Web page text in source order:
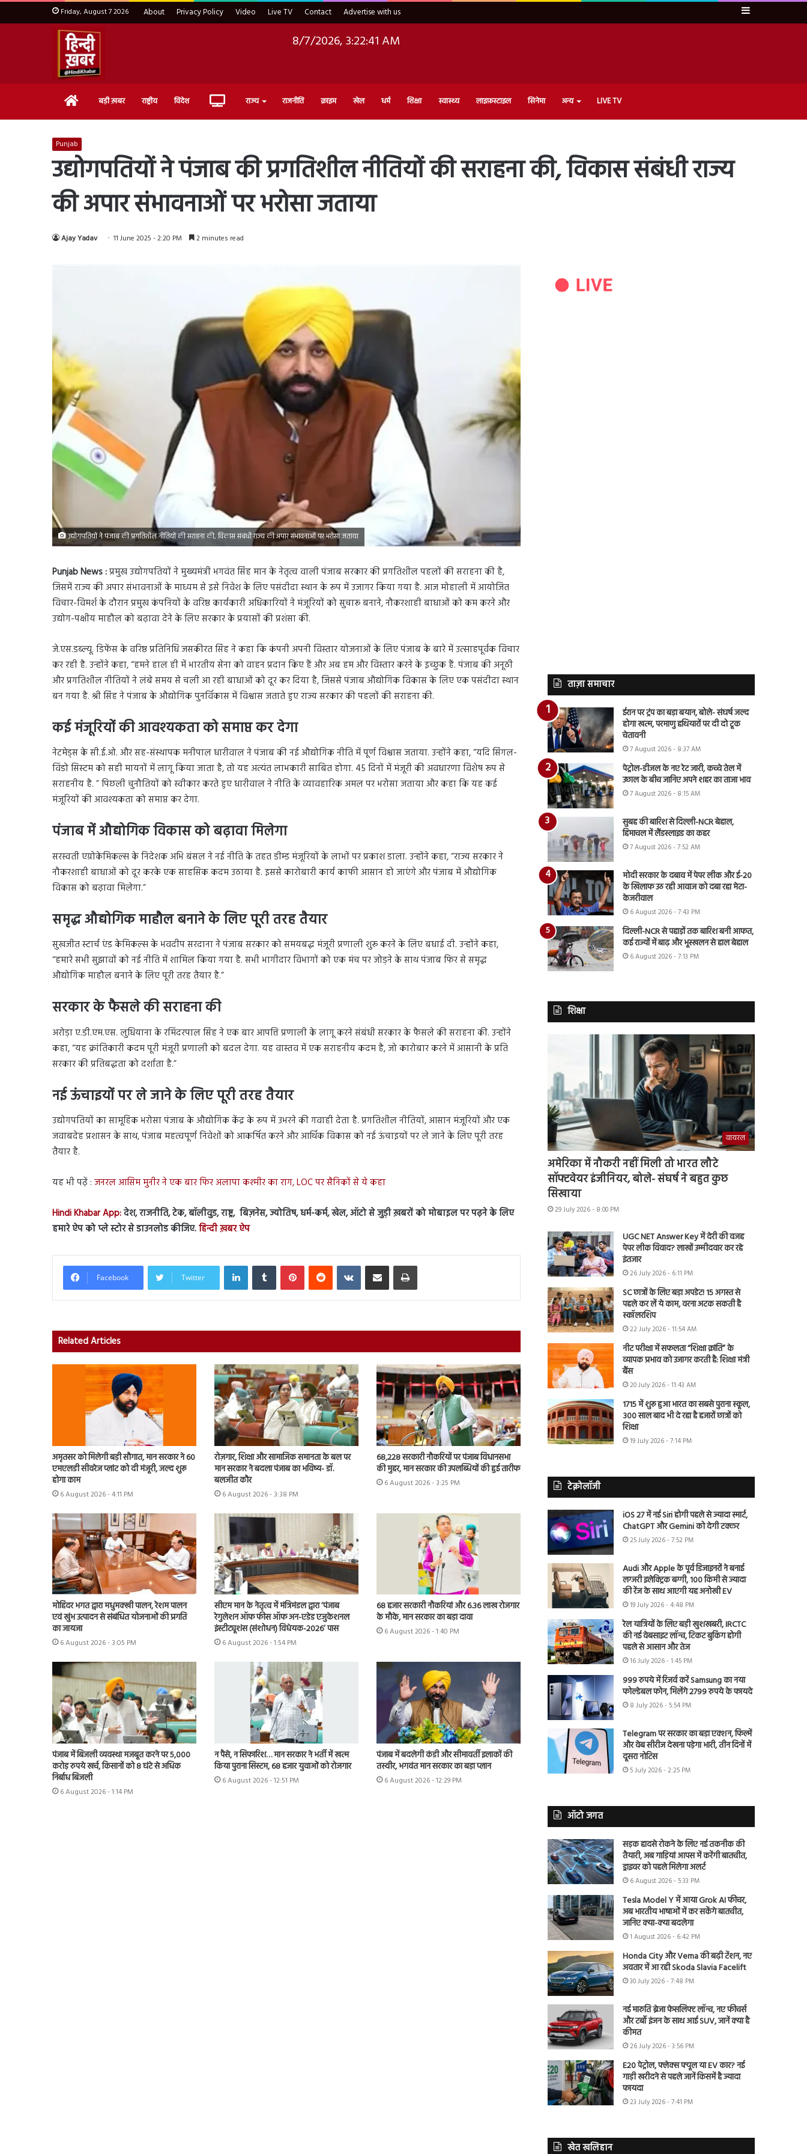
Friday, August 7 2026 About Privacy Policy Video Live TV Contact Advertise with us Sidebar
8/7/2026, 3:22:42 AM
Home बड़ी ख़बर राष्ट्रीय विदेश Live राज्य राजनीति क्राइम खेल धर्म शिक्षा स्वास्थ्य लाइफ़स्टाइल सिनेमा अन्य LIVE TV
Punjab
उद्योगपतियों ने पंजाब की प्रगतिशील नीतियों की सराहना की, विकास संबंधी राज्य
की अपार संभावनाओं पर भरोसा जताया
Ajay Yadav 11 June 2025 - 2:20 PM 2 minutes read
उद्योगपतियों ने पंजाब की प्रगतिशील नीतियों की सराहना की, विकास संबंधी राज्य की अपार संभावनाओं पर भरोसा जताया
Punjab News :प्रमुख उद्योगपतियों ने मुख्यमंत्री भगवंत सिंह मान के नेतृत्व वाली पंजाब सरकार की प्रगतिशील पहलों की सराहना की है,
जिसमें राज्य की अपार संभावनाओं के माध्यम से इसे निवेश के लिए पसंदीदा स्थान के रूप में उजागर किया गया है. आज मोहाली में आयोजित
विचार-विमर्श के दौरान प्रमुख कंपनियों के वरिष्ठ कार्यकारी अधिकारियों ने मंजूरियों को सुचारू बनाने, नौकरशाही बाधाओं को कम करने और
उद्योग-पक्षीय माहौल को बढ़ावा देने के लिए सरकार के प्रयासों की प्रशंसा की.
जे.एस.डब्ल्यू. डिफेंस के वरिष्ठ प्रतिनिधि जसकीरत सिंह ने कहा कि कंपनी अपनी विस्तार योजनाओं के लिए पंजाब के बारे में उत्साहपूर्वक विचार
कर रही है. उन्होंने कहा, “हमने हाल ही में भारतीय सेना को वाहन प्रदान किए हैं और अब हम और विस्तार करने के इच्छुक हैं. पंजाब की अनूठी
और प्रगतिशील नीतियों ने लंबे समय से चली आ रही बाधाओं को दूर कर दिया है, जिससे पंजाब औद्योगिक विकास के लिए एक पसंदीदा स्थान
बन गया है. श्री सिंह ने पंजाब के औद्योगिक पुनर्विकास में विश्वास जताते हुए राज्य सरकार की पहलों की सराहना की.
कई मंजूरियों की आवश्यकता को समाप्त कर देगा
नेटमेड्स के सी.ई.ओ. और सह-संस्थापक मनीपाल धारीवाल ने पंजाब की नई औद्योगिक नीति में पूर्ण विश्वास जताया. उन्होंने कहा, “यदि सिंगल-
विंडो सिस्टम को सही मायनों में लागू किया जाता है, तो यह अत्यंत लाभकारी साबित होगा. 45 दिनों में मंजूरी की अवधारणा विशेष रूप से
सराहनीय है. ” पिछली चुनौतियों को स्वीकार करते हुए धारीवाल ने नीति के व्यावहारिक अमल पर भरोसा जताया और कहा कि यह कई
मंजूरियों की आवश्यकता को समाप्त कर देगा.
पंजाब में औद्योगिक विकास को बढ़ावा मिलेगा
सरस्वती एग्रोकेमिकल्स के निदेशक अभि बंसल ने नई नीति के तहत डीम्ड मंजूरियों के लाभों पर प्रकाश डाला. उन्होंने कहा, “राज्य सरकार ने
नौकरशाही बाधाओं को दूर करके एक साहसिक कदम उठाया है. इससे कारोबारी कार्य काफी आसान हो जाएंगे और पंजाब में औद्योगिक
विकास को बढ़ावा मिलेगा.”
समृद्ध औद्योगिक माहौल बनाने के लिए पूरी तरह तैयार
सुखजीत स्टार्च एंड केमिकल्स के भवदीप सरदाना ने पंजाब सरकार को समयबद्ध मंजूरी प्रणाली शुरू करने के लिए बधाई दी. उन्होंने कहा,
“हमारे सभी सुझावों को नई नीति में शामिल किया गया है. सभी भागीदार विभागों को एक मंच पर जोड़ने के साथ पंजाब फिर से समृद्ध
औद्योगिक माहौल बनाने के लिए पूरी तरह तैयार है.”
सरकार के फैसले की सराहना की
अरोड़ा ए.डी.एम.एस. लुधियाना के रमिंदरपाल सिंह ने एक बार आपत्ति प्रणाली के लागू करने संबंधी सरकार के फैसले की सराहना की. उन्होंने
कहा, “यह क्रांतिकारी कदम पूरी मंजूरी प्रणाली को बदल देगा. यह वास्तव में एक सराहनीय कदम है, जो कारोबार करने में आसानी के प्रति
सरकार की प्रतिबद्धता को दर्शाता है.”
नई ऊंचाइयों पर ले जाने के लिए पूरी तरह तैयार
उद्योगपतियों का सामूहिक भरोसा पंजाब के औद्योगिक केंद्र के रूप में उभरने की गवाही देता है. प्रगतिशील नीतियों, आसान मंजूरियों और एक
जवाबदेह प्रशासन के साथ, पंजाब महत्वपूर्ण निवेशों को आकर्षित करने और आर्थिक विकास को नई ऊंचाइयों पर ले जाने के लिए पूरी तरह
तैयार है.
यह भी पढ़ें : जनरल आसिम मुनीर ने एक बार फिर अलापा कश्मीर का राग, LOC पर सैनिकों से ये कहा
Hindi Khabar App:देश, राजनीति, टेक, बॉलीवुड, राष्ट्र, बिज़नेस, ज्योतिष, धर्म-कर्म, खेल, ऑटो से जुड़ी ख़बरों को मोबाइल पर पढ़ने के लिए
हमारे ऐप को प्ले स्टोर से डाउनलोड कीजिए.हिन्दी ख़बर ऐप
Facebook Twitter
LinkedInTumblr PinterestReddit VKontakteShare via Email Print
Related Articles
अमृतसर को मिलेगी बड़ी सौगात, मान सरकार ने 60
एमएलडी सीवरेज प्लांट को दी मंजूरी, जल्द शुरू
होगा काम
6 August 2026 - 4:11 PM
रोज़गार, शिक्षा और सामाजिक समानता के बल पर
मान सरकार ने बदला पंजाब का भविष्य- डॉ.
बलजीत कौर
6 August 2026 - 3:38 PM
68,228 सरकारी नौकरियों पर पंजाब विधानसभा
की मुहर, मान सरकार की उपलब्धियों की हुई तारीफ
6 August 2026 - 3:25 PM
मोहिंदर भगत द्वारा मधुमक्खी पालन, रेशम पालन
एवं खुंभ उत्पादन से संबंधित योजनाओं की प्रगति
का जायजा
6 August 2026 - 3:05 PM
सीएम मान के नेतृत्व में मंत्रिमंडल द्वारा ‘पंजाब
रेगुलेशन ऑफ फीस ऑफ अन-एडेड एजुकेशनल
इंस्टीट्यूशंस (संशोधन) विधेयक-2026’ पास
6 August 2026 - 1:54 PM
68 हजार सरकारी नौकरियां और 6.36 लाख रोजगार
के मौके, मान सरकार का बड़ा दावा
6 August 2026 - 1:40 PM
पंजाब में बिजली व्यवस्था मजबूत करने पर 5,000
करोड़ रुपये खर्च, किसानों को 8 घंटे से अधिक
निर्बाध बिजली
6 August 2026 - 1:14 PM
न पैसे, न सिफारिश… मान सरकार ने भर्ती में खत्म
किया पुराना सिस्टम, 68 हजार युवाओं को रोजगार
6 August 2026 - 12:51 PM
पंजाब में बदलेगी कंडी और सीमावर्ती इलाकों की
तस्वीर, भगवंत मान सरकार का बड़ा प्लान
6 August 2026 - 12:29 PM
ताज़ा समाचार
ईरान पर ट्रंप का बड़ा बयान, बोले- संघर्ष जल्द
होगा खत्म, परमाणु हथियारों पर दी दो टूक
चेतावनी
7 August 2026 - 8:37 AM
पेट्रोल-डीजल के नए रेट जारी, कच्चे तेल में
उछाल के बीच जानिए अपने शहर का ताजा भाव
7 August 2026 - 8:15 AM
सुबह की बारिश से दिल्ली-NCR बेहाल,
हिमाचल में लैंडस्लाइड का कहर
7 August 2026 - 7:52 AM
मोदी सरकार के दबाव में पेपर लीक और ई-20
के खिलाफ उठ रही आवाज को दबा रहा मेटा-
केजरीवाल
6 August 2026 - 7:43 PM
दिल्ली-NCR से पहाड़ों तक बारिश बनी आफत,
कई राज्यों में बाढ़ और भूस्खलन से हाल बेहाल
6 August 2026 - 7:13 PM
शिक्षा
वायरल
अमेरिका में नौकरी नहीं मिली तो भारत लौटे
सॉफ्टवेयर इंजीनियर, बोले- संघर्ष ने बहुत कुछ
सिखाया
29 July 2026 - 8:00 PM
UGC NET Answer Key में देरी की वजह
पेपर लीक विवाद? लाखों उम्मीदवार कर रहे
इंतजार
26 July 2026 - 6:11 PM
SC छात्रों के लिए बड़ा अपडेट! 15 अगस्त से
पहले कर लें ये काम, वरना अटक सकती है
स्कॉलरशिप
22 July 2026 - 11:54 AM
नीट परीक्षा में सफलता “शिक्षा क्रांति” के
व्यापक प्रभाव को उजागर करती है: शिक्षा मंत्री
बैंस
20 July 2026 - 11:43 AM
1715 में शुरू हुआ भारत का सबसे पुराना स्कूल,
300 साल बाद भी दे रहा है हजारों छात्रों को
शिक्षा
19 July 2026 - 7:14 PM
टेक्नोलॉजी
iOS 27 में नई Siri होगी पहले से ज्यादा स्मार्ट,
ChatGPT और Gemini को देगी टक्कर
25 July 2026 - 7:52 PM
Audi और Apple के पूर्व डिजाइनरों ने बनाई
लग्जरी इलेक्ट्रिक बग्गी, 100 किमी से ज्यादा
की रेंज के साथ आएगी यह अनोखी EV
19 July 2026 - 4:48 PM
रेल यात्रियों के लिए बड़ी खुशखबरी, IRCTC
की नई वेबसाइट लॉन्च, टिकट बुकिंग होगी
पहले से आसान और तेज
16 July 2026 - 1:45 PM
999 रुपये में रिजर्व करें Samsung का नया
फोल्डेबल फोन, मिलेंगे 2799 रुपये के फायदे
8 July 2026 - 5:54 PM
Telegram पर सरकार का बड़ा एक्शन, फिल्में
और वेब सीरीज देखना पड़ेगा भारी, तीन दिनों में
दूसरा नोटिस
5 July 2026 - 2:25 PM
ऑटो जगत
सड़क हादसे रोकने के लिए नई तकनीक की
तैयारी, अब गाड़ियां आपस में करेंगी बातचीत,
ड्राइवर को पहले मिलेगा अलर्ट
6 August 2026 - 5:33 PM
Tesla Model Y में आया Grok AI फीचर,
अब भारतीय भाषाओं में कर सकेंगे बातचीत,
जानिए क्या-क्या बदलेगा
1 August 2026 - 6:42 PM
Honda City और Verna की बढ़ी टेंशन, नए
अवतार में आ रही Skoda Slavia Facelift
30 July 2026 - 7:48 PM
नई मारुति ब्रेजा फेसलिफ्ट लॉन्च, नए फीचर्स
और टर्बो इंजन के साथ आई SUV, जानें क्या है
कीमत
26 July 2026 - 3:56 PM
E20 पेट्रोल, फ्लेक्स फ्यूल या EV कार? नई
गाड़ी खरीदने से पहले जानें किसमें है ज्यादा
फायदा
23 July 2026 - 7:41 PM
खेत खलिहान